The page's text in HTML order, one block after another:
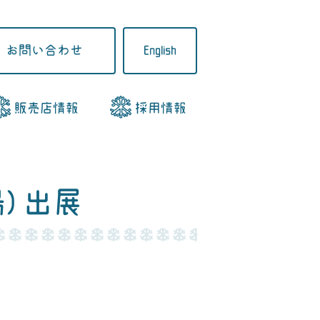
English
お問い合わせ
販売店情報 採用情報
出展